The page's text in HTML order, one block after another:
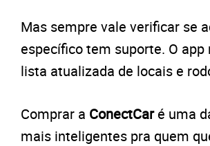
Mas sempre vale verificar se
específico tem suporte. O app
lista atualizada de locais e
Comprar a ConectCaré uma
mais inteligentes pra quem